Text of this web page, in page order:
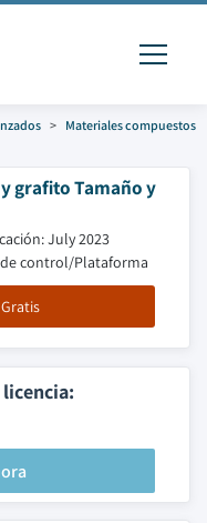
Materiales compuestos
grafito Tamaño y
July 2023
control/Plataforma